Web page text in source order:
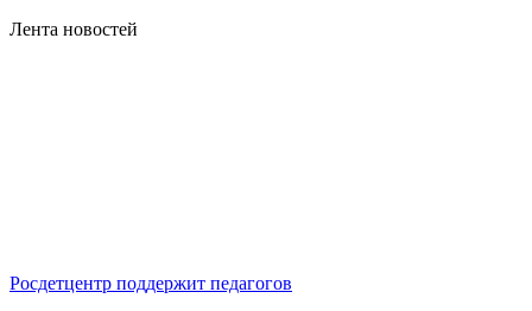
Лента новостей
Росдетцентр поддержит педагогов